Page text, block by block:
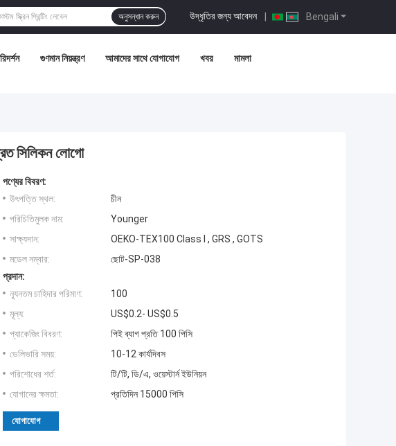
Bengali
উদ্ধৃতির জন্য আবেদন |
অনুসন্ধান করুন
গুণমান নিয়ন্ত্রণ আমাদের সাথে যোগাযোগ খবর মামলা
সিলিকন লোগো
পণ্যের বিবরণ:
উৎপত্তি স্থল:
চীন
পরিচিতিমুলক নাম:
Younger
সাক্ষ্যদান:
OEKO-TEX100 Class I , GRS , GOTS
মডেল নম্বার:
ছোট-SP-038
প্রদান:
ন্যূনতম চাহিদার পরিমাণ:
100
মূল্য:
US$0.2- US$0.5
প্যাকেজিং বিবরণ:
পিই ব্যাগ প্রতি 100 পিসি
ডেলিভারি সময়:
10-12 কার্যদিবস
পরিশোধের শর্ত:
টি/টি, ডি/এ, ওয়েস্টার্ন ইউনিয়ন
যোগানের ক্ষমতা:
প্রতিদিন 15000 পিসি
যোগাযোগ